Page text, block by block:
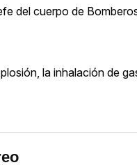
del cuerpo de
la inhalación de